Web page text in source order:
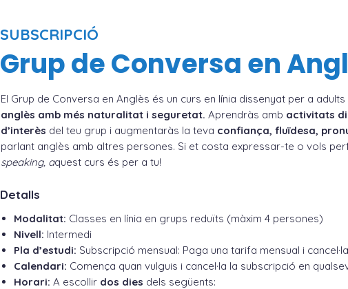
SUBSCRIPCIÓ
Grup de Conversa en
El Grup de Conversa en Anglès és un curs en línia dissenyat per a
anglès amb més naturalitat i seguretat. Aprendràs amb activitats
d’interès del teu grup i augmentaràs la teva confiança, fluïdesa,
parlant anglès amb altres persones. Si et costa expressar-te o vols
speaking, aquest curs és per a tu!
Detalls
Modalitat: Classes en línia en grups reduïts (màxim 4 persones)
Nivell: Intermedi
Pla d’estudi: Subscripció mensual: Paga una tarifa mensual i
Calendari: Comença quan vulguis i cancel·la la subscripció en
Horari: A escollir dos dies dels següents: